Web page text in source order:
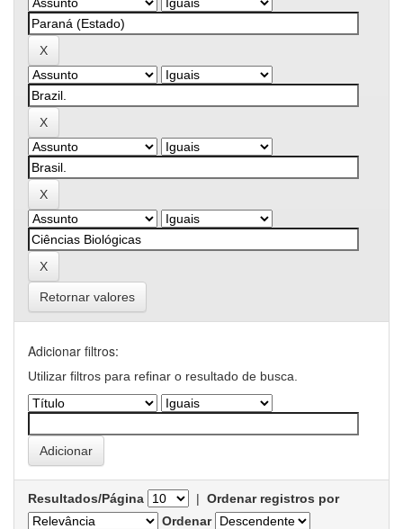
Retornar valores
Adicionar filtros:
Utilizar filtros para refinar o resultado de busca.
Resultados/Página | Ordenar registros por
Ordenar